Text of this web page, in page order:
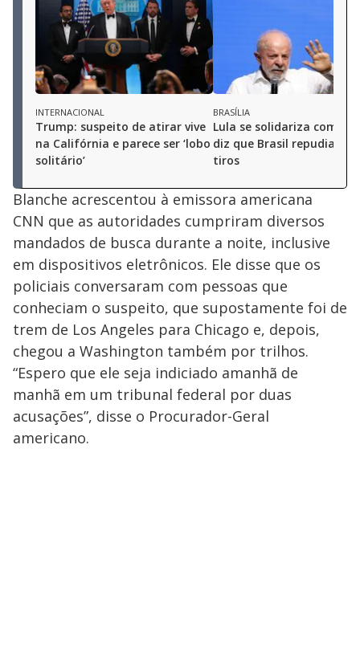
INTERNACIONAL
Trump: suspeito de atirar vive
na Califórnia e parece ser ‘lobo
solitário’
BRASÍLIA
Lula se solidariza com
diz que Brasil repudia
tiros
Blanche acrescentou à emissora americana
CNN que as autoridades cumpriram diversos
mandados de busca durante a noite, inclusive
em dispositivos eletrônicos. Ele disse que os
policiais conversaram com pessoas que
conheciam o suspeito, que supostamente foi de
trem de Los Angeles para Chicago e, depois,
chegou a Washington também por trilhos.
“Espero que ele seja indiciado amanhã de
manhã em um tribunal federal por duas
acusações”, disse o Procurador-Geral
americano.